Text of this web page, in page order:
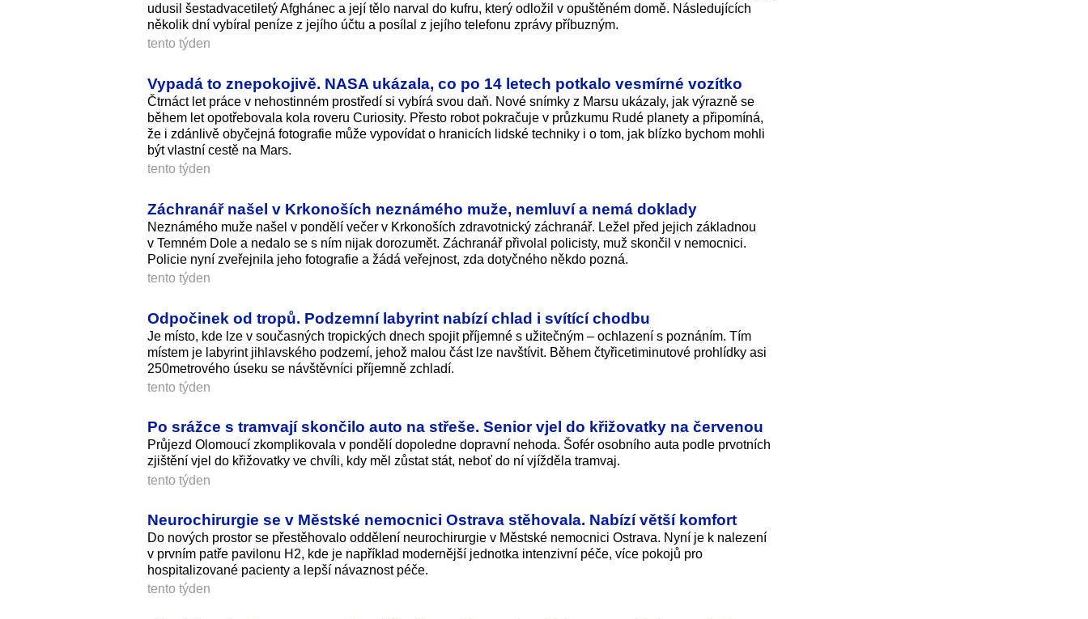
udusil šestadvacetiletý Afghánec a její tělo narval do kufru, který odložil v opuštěném domě. Následujících
několik dní vybíral peníze z jejího účtu a posílal z jejího telefonu zprávy příbuzným.
tento týden
Vypadá to znepokojivě. NASA ukázala, co po 14 letech potkalo vesmírné vozítko
Čtrnáct let práce v nehostinném prostředí si vybírá svou daň. Nové snímky z Marsu ukázaly, jak výrazně se
během let opotřebovala kola roveru Curiosity. Přesto robot pokračuje v průzkumu Rudé planety a připomíná,
že i zdánlivě obyčejná fotografie může vypovídat o hranicích lidské techniky i o tom, jak blízko bychom mohli
být vlastní cestě na Mars.
tento týden
Záchranář našel v Krkonoších neznámého muže, nemluví a nemá doklady
Neznámého muže našel v pondělí večer v Krkonoších zdravotnický záchranář. Ležel před jejich základnou
v Temném Dole a nedalo se s ním nijak dorozumět. Záchranář přivolal policisty, muž skončil v nemocnici.
Policie nyní zveřejnila jeho fotografie a žádá veřejnost, zda dotyčného někdo pozná.
tento týden
Odpočinek od tropů. Podzemní labyrint nabízí chlad i svítící chodbu
Je místo, kde lze v současných tropických dnech spojit příjemné s užitečným – ochlazení s poznáním. Tím
místem je labyrint jihlavského podzemí, jehož malou část lze navštívit. Během čtyřicetiminutové prohlídky asi
250metrového úseku se návštěvníci příjemně zchladí.
tento týden
Po srážce s tramvají skončilo auto na střeše. Senior vjel do křižovatky na červenou
Průjezd Olomoucí zkomplikovala v pondělí dopoledne dopravní nehoda. Šofér osobního auta podle prvotních
zjištění vjel do křižovatky ve chvíli, kdy měl zůstat stát, neboť do ní vjížděla tramvaj.
tento týden
Neurochirurgie se v Městské nemocnici Ostrava stěhovala. Nabízí větší komfort
Do nových prostor se přestěhovalo oddělení neurochirurgie v Městské nemocnici Ostrava. Nyní je k nalezení
v prvním patře pavilonu H2, kde je například modernější jednotka intenzivní péče, více pokojů pro
hospitalizované pacienty a lepší návaznost péče.
tento týden